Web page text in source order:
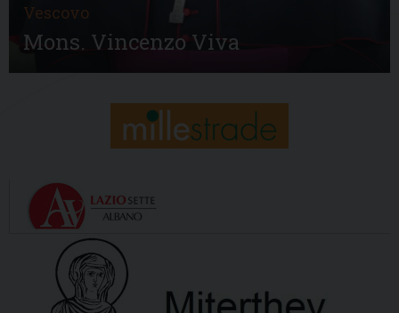
Vescovo
Mons. Vincenzo Viva